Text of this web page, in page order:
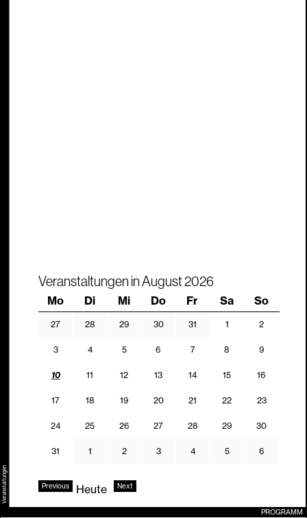
Veranstaltungen
Veranstaltungen in August 2026
MoMontag
DiDienstag
MiMittwoch
DoDonnerstag
FrFreitag
SaSamstag
So
2727.07.2026
2828.07.2026
2929.07.2026
3030.07.2026
31 31.07.2026
101.08.2026
2
303.08.2026
404.08.2026
505.08.2026
6 06.08.2026
707.08.2026
8 08.08.2026
9
1010.08.2026
11 11.08.2026
1212.08.2026
1313.08.2026
1414.08.2026
1515.08.2026
16
1717.08.2026
1818.08.2026
1919.08.2026
2020.08.2026
21 21.08.2026
2222.08.2026
23
2424.08.2026
2525.08.2026
2626.08.2026
2727.08.2026
2828.08.2026
2929.08.2026
30
31 31.08.2026
101.09.2026
202.09.2026
303.09.2026
404.09.2026
505.09.2026
6
Previous Heute Next
PROGRAMM